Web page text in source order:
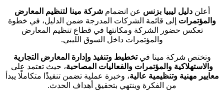
أعلندليل ليبيا بزنس عن انضمامشركة مينا لتنظيم المعارض
والمؤتمرات إلى قائمة الشركات المدرجة ضمن الدليل، في خطوة
تعكس حضور الشركة ومكانتها في قطاع تنظيم المعارض
والمؤتمرات داخل السوق الليبي.
وتختص شركة مينا فيتخطيط وتنفيذ وإدارة المعارض التجارية
والاستهلاكية والمؤتمرات والفعاليات المصاحبة، حيث تعتمد على
معايير مهنية وتنظيمية عالية، وخبرة عملية تضمن تنفيذًا متكاملًا يبدأ
من الفكرة وينتهي بتحقيق أهداف الحدث.